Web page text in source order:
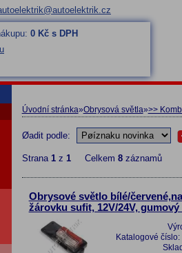
0 Kč s DPH
Úvodní stránka»Obrysová světla»>>
Øadit podle:
Strana 1z 1Celkem 8záznamů
Obrysové světlo bílé/červené,na
žárovku sufit, 12V/24V, gumový
Katalogové číslo: